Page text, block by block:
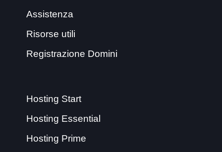
Assistenza
Risorse utili
Registrazione Domini
Hosting Start
Hosting Essential
Hosting Prime